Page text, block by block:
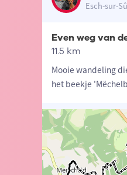
Esch-sur-
Even weg van
11.5 km
Mooie wandeling
het beekje